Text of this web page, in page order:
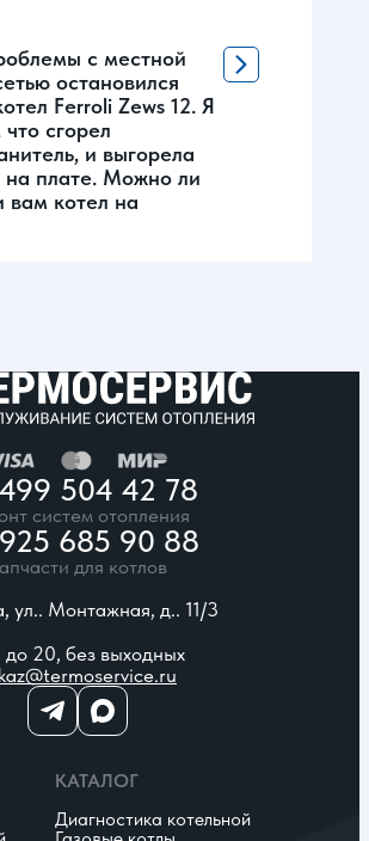
с местной
остановился
Ferroli Zews 12. Я
сгорел
и выгорела
плате. Можно ли
вам котел на
504 42 78
систем отопления
685 90 88
для котлов
ул.. Монтажная, д.. 11/3
20, без выходных
КАТАЛОГ
Диагностика котельной